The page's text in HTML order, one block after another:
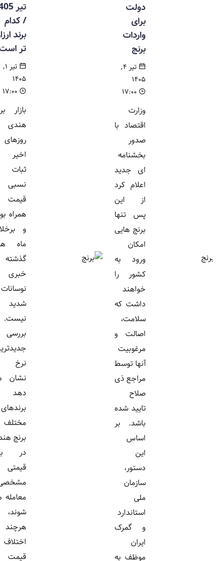
دولت
برای
واردات
برنج
تیر ۴,
۱۴۰۵
وزارت
اقتصاد با
صدور
بخشنامه
ای جدید
اعلام کرد
از این
پس تنها
برنج هایی
امکان
ورود به
کشور را
خواهند
داشت که
سلامت،
اصالت و
مرغوبیت
آنها توسط
مراجع ذی
صلاح
تایید شده
باشد. بر
اساس
این
دستور،
سازمان
ملی
استاندارد
و گمرک
ایران
موظف به
تیر 1405
/ کدام
برند ارزان
تر است؟
تیر ۱,
۱۴۰۵
بازار برنج
هندی در
روزهای
اخیر با
ثبات
نسبی
قیمت ها
همراه بوده
و برخلاف
ماه های
گذشته
خبری از
نوسانات
شدید
نیست.
بررسی
جدیدترین
نرخ ها
نشان می
دهد
برندهای
مختلف
برنج هندی
در بازه
قیمتی
مشخصی
معامله می
شوند،
هرچند
اختلاف
قیمت